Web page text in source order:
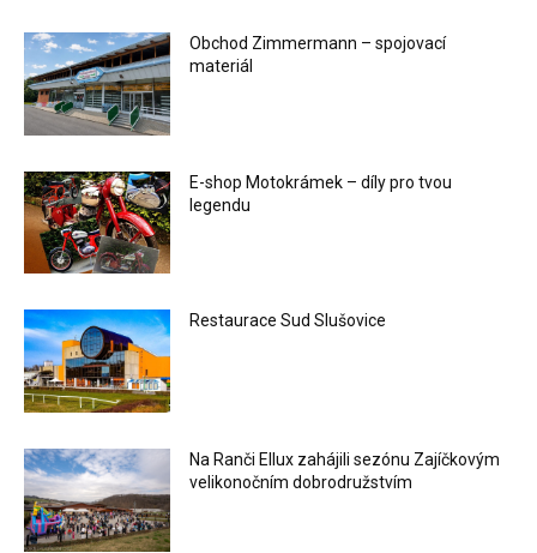
Obchod Zimmermann – spojovací
materiál
E-shop Motokrámek – díly pro tvou
legendu
Restaurace Sud Slušovice
Na Ranči Ellux zahájili sezónu Zajíčkovým
velikonočním dobrodružstvím